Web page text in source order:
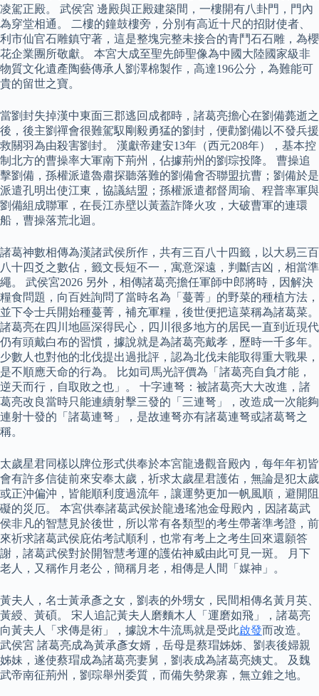
凌駕正殿。 武侯宮 邊殿與正殿建築間，一樓開有八卦門，門內
為穿堂相通。 二樓的鐘鼓樓旁，分別有高近十尺的招財使者、
利市仙官石雕鎮守著，這是整塊完整未接合的青鬥石石雕，為櫻
花企業團所敬獻。 本宮大成至聖先師聖像為中國大陸國家級非
物質文化遺產陶藝傳承人劉澤棉製作，高達196公分，為難能可
貴的留世之寶。
當劉封失掉漢中東面三郡逃回成都時，諸葛亮擔心在劉備薨逝之
後，後主劉禪會很難駕馭剛毅勇猛的劉封，便勸劉備以不發兵援
救關羽為由殺害劉封。 漢獻帝建安13年（西元208年），基本控
制北方的曹操率大軍南下荊州，佔據荊州的劉琮投降。 曹操追
擊劉備，孫權派遣魯肅探聽落難的劉備會否聯盟抗曹；劉備於是
派遣孔明出使江東，協議結盟；孫權派遣都督周瑜、程普率軍與
劉備組成聯軍，在長江赤壁以黃蓋詐降火攻，大破曹軍的連環
船，曹操落荒北迴。
諸葛神數相傳為漢諸武侯所作，共有三百八十四籤，以大易三百
八十四爻之數佔，籤文長短不一，寓意深遠，判斷吉凶，相當準
繩。 武侯宮2026 另外，相傳諸葛亮擔任軍師中郎將時，因解決
糧食問題，向百姓詢問了當時名為「蔓菁」的野菜的種植方法，
並下令士兵開始種蔓菁，補充軍糧，後世便把這菜稱為諸葛菜。
諸葛亮在四川地區深得民心，四川很多地方的居民一直到近現代
仍有頭戴白布的習慣，據說就是為諸葛亮戴孝，歷時一千多年。
少數人也對他的北伐提出過批評，認為北伐未能取得重大戰果，
是不順應天命的行為。 比如司馬光評價為「諸葛亮自負才能，
逆天而行，自取敗之也」。 十字連弩：被諸葛亮大大改進，諸
葛亮改良當時只能連續射擊三發的「三連弩」，改造成一次能夠
連射十發的「諸葛連弩」，是故連弩亦有諸葛連弩或諸葛弩之
稱。
太歲星君同樣以牌位形式供奉於本宮龍邊觀音殿內，每年年初皆
會有許多信徒前來安奉太歲，祈求太歲星君護佑，無論是犯太歲
或正沖偏沖，皆能順利度過流年，讓運勢更加一帆風順，避開阻
礙的災厄。 本宮供奉諸葛武侯於龍邊瑤池金母殿內，因諸葛武
侯非凡的智慧見於後世，所以常有各類型的考生帶著準考證，前
來祈求諸葛武侯庇佑考試順利，也常有考上之考生回來還願答
謝，諸葛武侯對於開智慧考運的護佑神威由此可見一斑。 月下
老人，又稱作月老公，簡稱月老，相傳是人間「媒神」。
黃夫人，名士黃承彥之女，劉表的外甥女，民間相傳名黃月英、
黃綬、黃碩。 宋人追記黃夫人磨麵木人「運磨如飛」，諸葛亮
向黃夫人「求傳是術」，據說木牛流馬就是受此啟發而改造。
武侯宮 諸葛亮成為黃承彥女婿，岳母是蔡瑁姊姊、劉表後婦親
姊妹，遂使蔡瑁成為諸葛亮妻舅，劉表成為諸葛亮姨丈。 及魏
武帝南征荊州，劉琮舉州委質，而備失勢衆寡，無立錐之地。